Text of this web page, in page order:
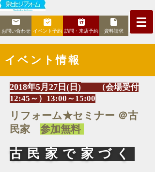
お問い合わせ イベント予約 訪問・来店予約 資料請求
イベント情報
2018年5月27日(日)
（会場受付
12:45～）13:00～15:00
リフォーム★セミナー ＠古
民家 参加無料
古民家で家づく